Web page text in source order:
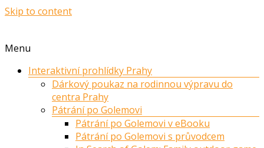
Skip to content
Menu
Interaktivní prohlídky Prahy
Dárkový poukaz na rodinnou výpravu do
centra Prahy
Pátrání po Golemovi
Pátrání po Golemovi v eBooku
Pátrání po Golemovi s průvodcem